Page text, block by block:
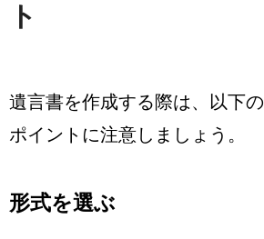
ト
遺言書を作成する際は、以下の
ポイントに注意しましょう。
形式を選ぶ